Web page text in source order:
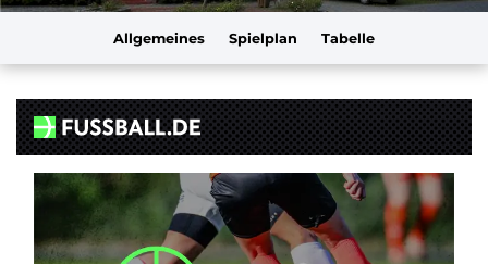
Allgemeines Spielplan Tabelle